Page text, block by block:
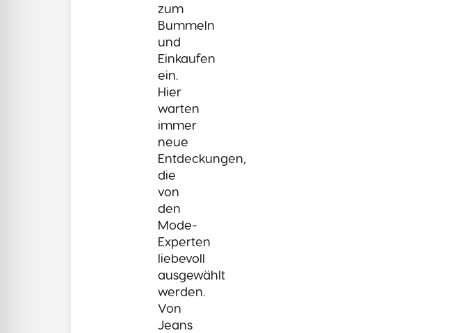
zum
Bummeln
und
Einkaufen
ein.
Hier
warten
immer
neue
Entdeckungen,
die
von
den
Mode-
Experten
liebevoll
ausgewählt
werden.
Von
Jeans